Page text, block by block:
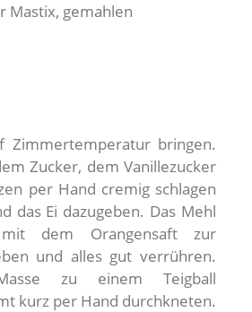
Mastix, gemahlen
Zimmertemperatur bringen.
Zucker, dem Vanillezucker
per Hand cremig schlagen
das Ei dazugeben. Das Mehl
mit dem Orangensaft zur
und alles gut verrühren.
zu einem Teigball
kurz per Hand durchkneten.